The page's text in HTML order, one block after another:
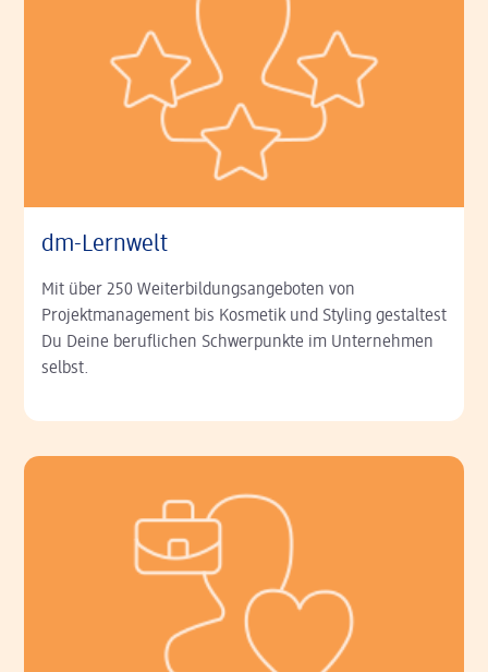
dm-Lernwelt
Mit über 250 Weiterbildungs­angeboten von
Projektmanagement bis Kosmetik und Styling gestaltest
Du Deine beruflichen Schwerpunkte im Unternehmen
selbst.